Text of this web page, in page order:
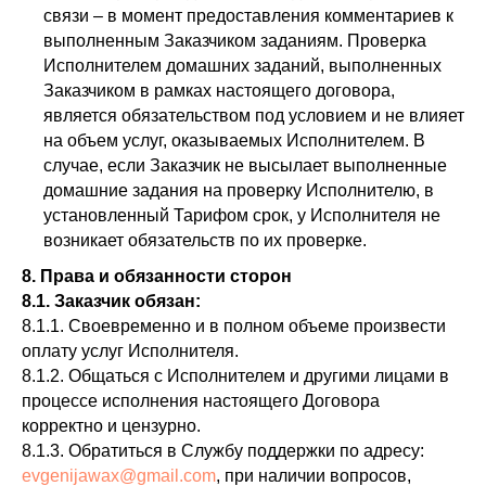
связи – в момент предоставления комментариев к
выполненным Заказчиком заданиям. Проверка
Исполнителем домашних заданий, выполненных
Заказчиком в рамках настоящего договора,
является обязательством под условием и не влияет
на объем услуг, оказываемых Исполнителем. В
случае, если Заказчик не высылает выполненные
домашние задания на проверку Исполнителю, в
установленный Тарифом срок, у Исполнителя не
возникает обязательств по их проверке.
8. П рава и обязанности сторон
8.1. Заказчик обязан:
8.1.1. Своевременно и в полном объеме произвести
оплату услуг Исполнителя.
8.1.2. Общаться с Исполнителем и другими лицами в
процессе исполнения настоящего Договора
корректно и цензурно.
8.1.3. Обратиться в Службу поддержки по адресу:
evgenijawax@gmail.com, при наличии вопросов,